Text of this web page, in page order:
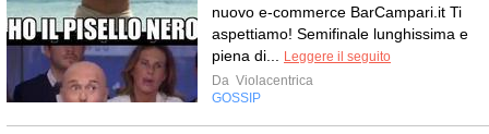
nuovo e-commerce BarCampari.it Ti
aspettiamo! Semifinale lunghissima e
piena di...
Leggere il seguito
Da Violacentrica
GOSSIP